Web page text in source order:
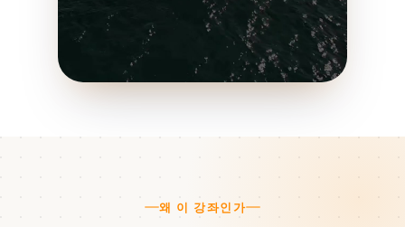
왜 이 강좌인가